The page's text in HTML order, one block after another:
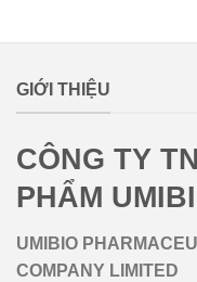
GIỚI THIỆU
CÔNG TY
PHẨM
UMIBIO
COMPANY LIMITED